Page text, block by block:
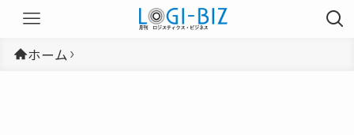
ホーム